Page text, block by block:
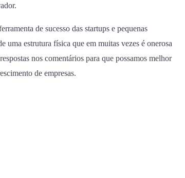
de sucesso das startups e pequenas
uma estrutura física que em muitas vezes é onerosa
nos comentários para que possamos melhor
de empresas.